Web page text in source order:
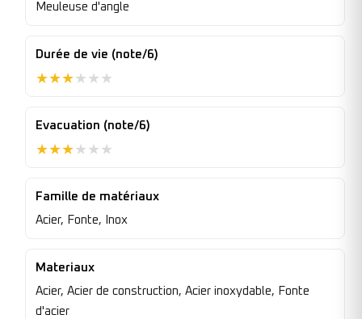
Meuleuse d'angle
Durée de vie (note/6)
★★★★ ★ ★
Evacuation (note/6)
★★★★ ★ ★
Famille de matériaux
Acier, Fonte, Inox
Materiaux
Acier, Acier de construction, Acier inoxydable, Fonte
d'acier